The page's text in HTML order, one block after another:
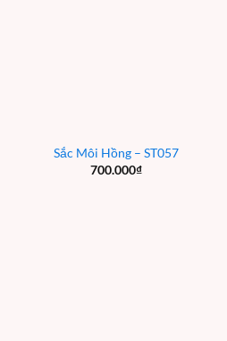
Sắc Môi Hồng – ST057
700.000₫